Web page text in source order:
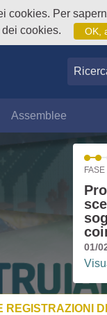
Per
cookies.
OK,
Ricerca
Assemblee
01/
REGISTRAZIONI